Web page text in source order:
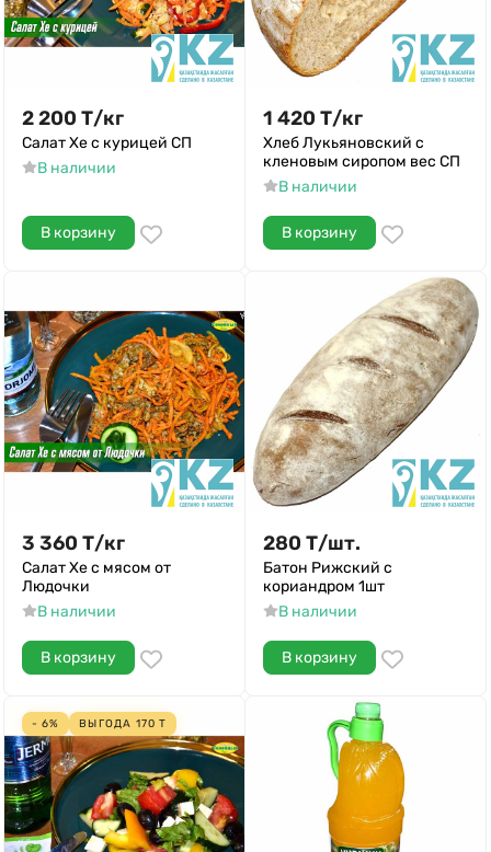
2 200 Т/кг
Салат Хе с курицей СП
В наличии
В корзину
1 420 Т/кг
Хлеб Лукьяновский с
кленовым сиропом вес СП
В наличии
В корзину
3 360 Т/кг
Салат Хе с мясом от
Людочки
В наличии
В корзину
280 Т/шт.
Батон Рижский с
кориандром 1шт
В наличии
В корзину
- 6% ВЫГОДА 170 Т